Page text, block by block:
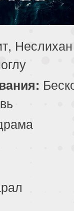
197 серия
201 серия
205 серия
209 серия
213 серия
217 серия
225 серия